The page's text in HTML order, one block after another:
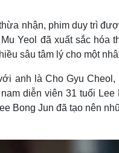
nhận, phim duy trì
Yeol đã xuất sắc hóa
sâu tâm lý cho một
anh là Cho Gyu
diễn viên 31 tuổi Lee
Bong Jun đã tạo nên